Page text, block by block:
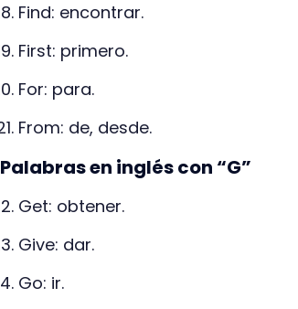
Find: encontrar.
First: primero.
For: para.
From: de, desde.
Palabras en inglés con “G”
Get: obtener.
Give: dar.
Go: ir.